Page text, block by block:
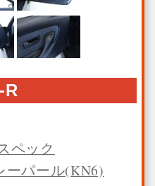
R
ペック
ーパール(KN6)